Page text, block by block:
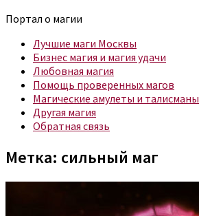
Портал о магии
Лучшие маги Москвы
Бизнес магия и магия удачи
Любовная магия
Помощь проверенных магов
Магические амулеты и талисманы
Другая магия
Обратная связь
Метка: сильный маг